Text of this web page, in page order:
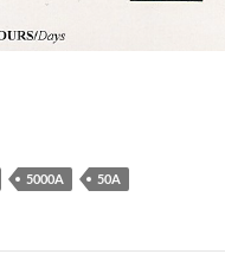
5000A 50A